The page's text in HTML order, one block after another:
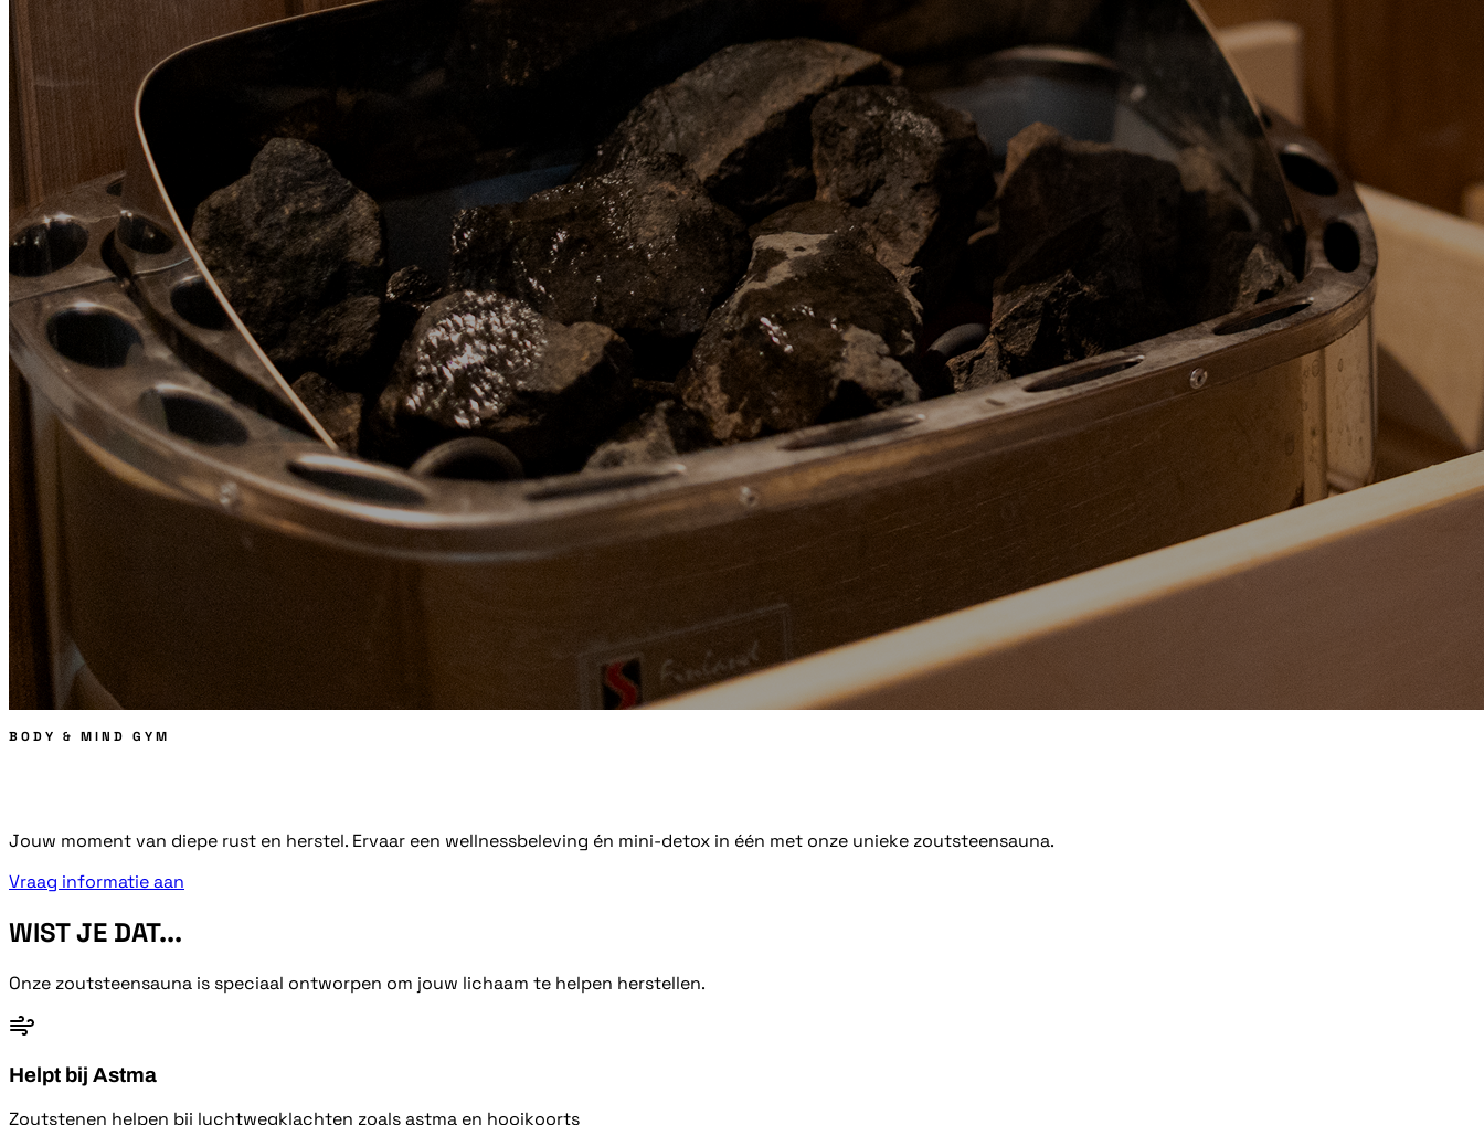
BODY & MIND GYM
Jouw moment van diepe rust en herstel. Ervaar een wellnessbeleving én mini-detox in één met onze unieke zoutsteensauna.
Vraag informatie aan
WIST JE DAT...
Onze zoutsteensauna is speciaal ontworpen om jouw lichaam te helpen herstellen.
Helpt bij Astma
Zoutstenen helpen bij luchtwegklachten zoals astma en hooikoorts